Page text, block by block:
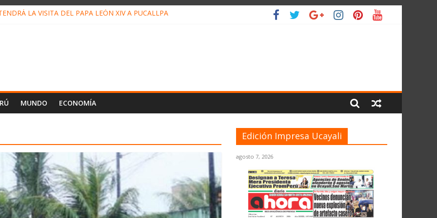
LA VISITA DEL PAPA LEÓN XIV A PUCALLPA
MUNDO ECONOMÍA
Edición Impresa Ucayali
agosto 7, 2026